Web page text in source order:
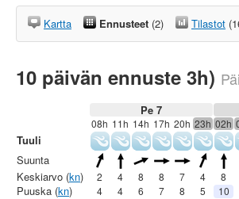
Kartta Ennusteet (2) Tilastot
10 päivän ennuste 3h)
Pe 7
08h 11h 14h 17h 20h 23h 02h
2 4 8 8 7 4 8
4
4 6 7 8 5 10
Tuuli
Suunta
Keskiarvo (kn)
Puuska (kn)